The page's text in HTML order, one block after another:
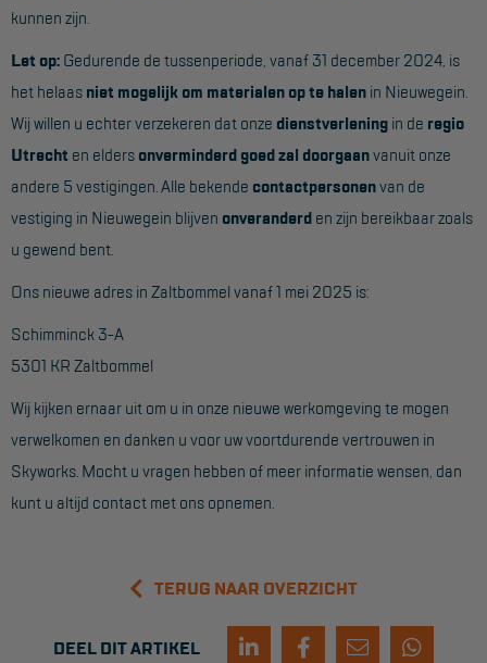
Veiligheid sets
Harnas gordels
Verbindingsmiddelen
Anker middelen
Reddingsmiddelen
MAATWERK
VERHUUR
Steigers
Rolsteigers
Gevelsteigers
Steiger overkapping
kunnen zijn.
Let op: Gedurende de tussenperiode, vanaf 31 december 2024, is
het helaas niet mogelijk om materialen op te halen in Nieuwegein.
Wij willen u echter verzekeren dat onze dienstverlening in de regio
Utrecht en elders onverminderd goed zal doorgaanvanuit onze
andere 5 vestigingen. Alle bekende contactpersonenvan de
vestiging in Nieuwegein blijven onveranderd en zijn bereikbaar zoals
u gewend bent.
Ons nieuwe adres in Zaltbommel vanaf 1 mei 2025 is:
Schimminck 3-A
5301 KR Zaltbommel
Wij kijken ernaar uit om u in onze nieuwe werkomgeving te mogen
verwelkomen en danken u voor uw voortdurende vertrouwen in
Skyworks. Mocht u vragen hebben of meer informatie wensen, dan
kunt u altijd contact met ons opnemen.
TERUG NAAR OVERZICHT
DEEL DIT ARTIKEL